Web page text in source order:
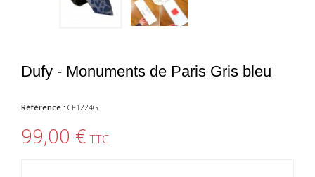
Dufy - Monuments de Paris Gris bleu
Référence : CF1224G
99,00 € TTC